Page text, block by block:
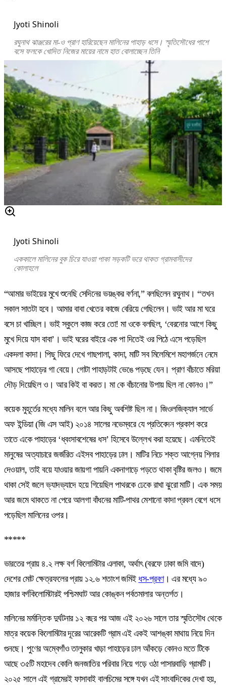
Jyoti Shinoli
রঘুনাথ ঝাঞ্জরের মা-ও প্রাণ হারিয়েছেন মালিনের পাহাড় ধসে। স্মৃতিসৌধের পাশে
বসে ফলকে খোদিত নিজের মায়ের নামে হাত বোলাচ্ছেন তিনি
Jyoti Shinoli
এককালে মালিনের বুক চিরে যাওয়া পাকা সড়কটি ভরে থাকত গ্রামবাসীদের
কোলাহলে
“আমার ভাইয়ের মুখে শুনেছি সেদিনের ভয়ঙ্কর বর্ণনা,” বলছিলেন রঘুনাথ। “তখন
সকাল সাতটা হবে। আমার বাবা খেতের কাজে বেরিয়ে গেছিলেন। ভাই আর মা ঘরে
বসে চা খাচ্ছিল। ভাই স্কুলে কাজ করে তো! মা ওকে বলছিল, ‘বেরনোর আগে কিছু
মুখে দিয়ে যাস বাবা’। ভাই ঘরের বাইরে এক পা দিতেই ওর পিঠে এসে পড়েছিল
একদলা কাদা। পিছু ফিরে দেখে গাছপালা, কাদা, মাটি সব মিলেমিশে মহাগর্জনে নেমে
আসছে পাহাড়ের গা বেয়ে। গোটা পাহাড়টাই ভেঙে পড়ছে যেন। প্রাণ বাঁচাতে মরিয়া
দৌড় দিয়েছিল ও। আর কিই বা করত। মা কে বাঁচানোর উপায় ছিল না কোনও।”
কয়েক মুহূর্তের মধ্যে মালিন বলে আর কিছু অবশিষ্ট ছিল না। জিওলজিক্যাল সার্ভে
অফ ইন্ডিয়া (জি এস আই) ২০১৪ সালের নভেম্বরে যে প্রতিবেদন প্রকাশ করে
তাতে একে পাহাড়ের ‘ধ্বংসাবশেষের ধস’ হিসেবে উল্লেখ করা হয়েছে। এমনিতেই
মানুষের অত্যাচারে জর্জরিত এইসব পাহাড়ের ঢাল। মাটির নিচে শক্ত আগ্নেয় শিলার
দেওয়াল, তাই বয়ে যাওয়ার জায়গা পায়নি একনাগাড়ে পড়তে থাকা বৃষ্টির জলও। জমে
থাকা সেই জলে ভ্যাদভ্যাদে হয়ে গিয়েছিল পাথরকে ঢেকে রাখা ঝুরো মাটি। এক সময়
আর জমে থাকতে না পেরে আলগা বাঁধনের মাটি-পাথর মেশানো কাদা প্রবল বেগে ধসে
পড়েছিল মালিনের ওপর।
*****
ভারতের প্রায় ৪.২ লক্ষ বর্গ কিলোমিটার এলাকা, অর্থাৎ (বরফে ঢাকা জমি বাদে)
দেশের মোট ক্ষেত্রফলের প্রায় ১২.৬ শতাংশ জমিই ধস-প্রবণ। এর মধ্যে ৯০
হাজার বর্গকিলোমিটারই পশ্চিমঘাট আর কোঙ্কন পর্বতমালার অন্তর্গত।
মালিনের মর্মান্তিক দুর্ঘটনার ১২ বছর পর আজ এই ২০২৬ সালে তার স্মৃতিসৌধ থেকে
মাত্র কয়েক কিলোমিটার দূরের আরেকটি গ্রাম এই একই আশঙ্কা মাথায় নিয়ে দিন
গুনছে। পুণের অম্বেগাঁও তালুকার খাড়া পাহাড়ের ঢাল আঁকড়ে কোনও মতে টিকে
আছে ৩৫টি মহাদেব কোলি জনজাতির পরিবার নিয়ে গড়ে ওঠা পাসারবাড়ি গ্রামটি।
২০২৫ সালে এই গ্রামেরই ফাসাবাই বালচিমের সঙ্গে যখন এই সাংবাদিকের দেখা হয়,